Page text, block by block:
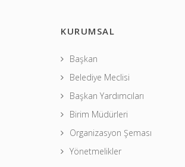
KURUMSAL
Başkan
Belediye Meclisi
Başkan Yardımcıları
Birim Müdürleri
Organizasyon Şeması
Yönetmelikler